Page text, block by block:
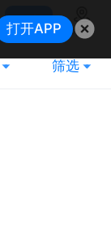
搜索
地图
筛选
打开APP